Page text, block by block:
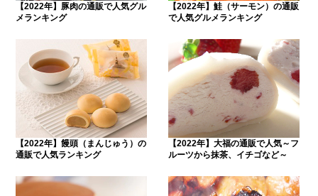
【2022年】豚肉の通販で人気グル
メランキング
【2022年】鮭（サーモン）の通販
で人気グルメランキング
【2022年】饅頭（まんじゅう）の
通販で人気ランキング
【2022年】大福の通販で人気～フ
ルーツから抹茶、イチゴなど～